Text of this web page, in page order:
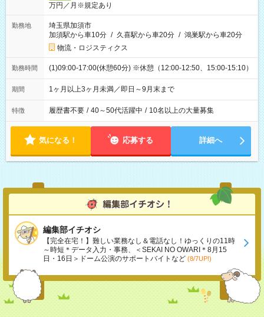
万円／月※規定あり
勤務地
埼玉県加須市
加須駅から車10分 / 久喜駅から車20分 / 鴻巣駅から車20分
物流・ロジスティクス
勤務時間 (1)09:00-17:00(休憩60分) ※休憩（12:00-12:50、15:00-15:10）
期間 1ヶ月以上3ヶ月未満／即日～9月末まで
特徴 履歴書不要 / 40～50代活躍中 / 10名以上の大量募集
気になる！ 応募する 詳細へ
編集部イチオシ
【完全在宅！】難しい業務なし＆電話なし！ゆっくりの11時
～時短＊データ入力・事務、＜SEKAI NO OWARI＊8月15
日・16日＞ドーム公演のサポートバイトなど (8/7UP!)